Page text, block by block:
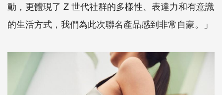
動，更體現了 Z 世代社群的多樣性、表達力和有意識
的生活方式，我們為此次聯名產品感到非常自豪。」